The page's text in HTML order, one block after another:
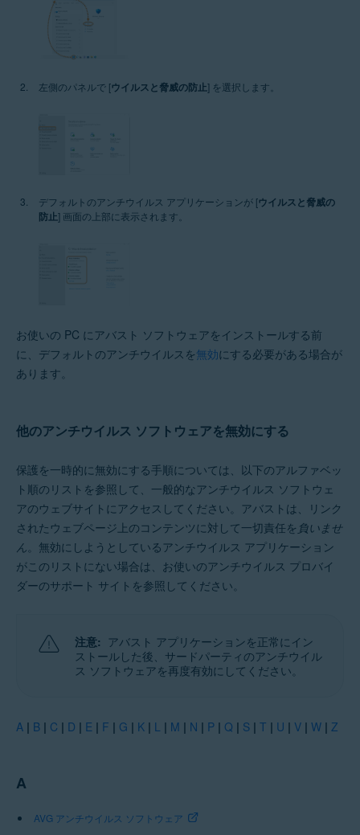
左側のパネルで [ウイルスと脅威の防止] を選択します。
デフォルトのアンチウイルス アプリケーションが [ウイルスと脅威の
防止] 画面の上部に表示されます。
お使いの PC にアバスト ソフトウェアをインストールする前
に、デフォルトのアンチウイルスを無効にする必要がある場合が
あります。
他のアンチウイルス ソフトウェアを無効にする
保護を一時的に無効にする手順については、以下のアルファベッ
ト順のリストを参照して、一般的なアンチウイルス ソフトウェ
アのウェブサイトにアクセスしてください。アバストは、リンク
されたウェブページ上のコンテンツに対して一切責任を 負いませ
ん 。無効にしようとしているアンチウイルス アプリケーション
がこのリストにない場合は、お使いのアンチウイルス プロバイ
ダーのサポート サイトを参照してください。
注意: アバスト アプリケーションを正常にイン
ストールした後、サードパーティのアンチウイル
ス ソフトウェアを再度有効にしてください。
A | B | C | D | E | F | G | K | L | M | N | P | Q | S | T | U | V | W | Z
A
AVG アンチウイルス ソフトウェア